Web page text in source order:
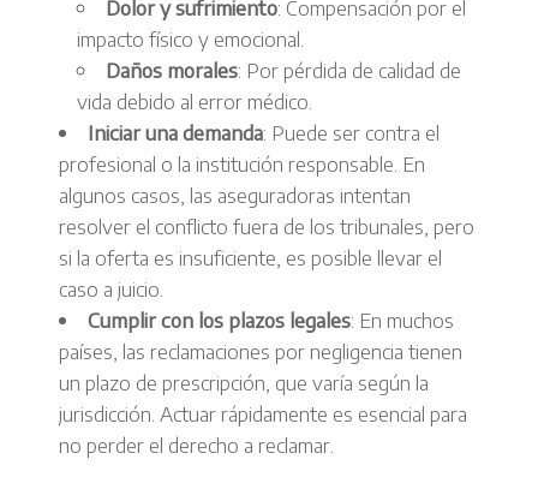
Dolor y sufrimiento: Compensación por el
impacto físico y emocional.
Daños morales: Por pérdida de calidad de
vida debido al error médico.
Iniciar una demanda: Puede ser contra el
profesional o la institución responsable. En
algunos casos, las aseguradoras intentan
resolver el conflicto fuera de los tribunales, pero
si la oferta es insuficiente, es posible llevar el
caso a juicio.
Cumplir con los plazos legales: En muchos
países, las reclamaciones por negligencia tienen
un plazo de prescripción, que varía según la
jurisdicción. Actuar rápidamente es esencial para
no perder el derecho a reclamar.